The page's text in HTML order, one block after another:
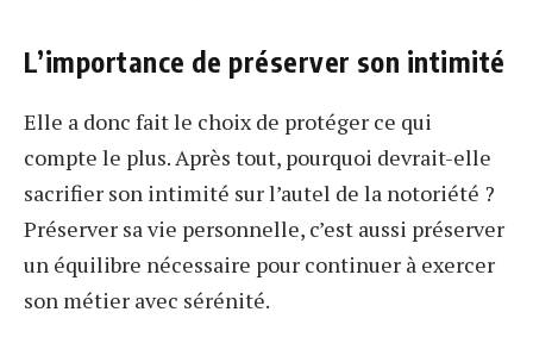
L’importance de préserver son intimité
Elle a donc fait le choix de protéger ce qui
compte le plus. Après tout, pourquoi devrait-elle
sacrifier son intimité sur l’autel de la notoriété ?
Préserver sa vie personnelle, c’est aussi préserver
un équilibre nécessaire pour continuer à exercer
son métier avec sérénité.